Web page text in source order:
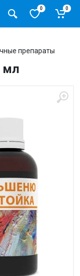
0 0
препараты
мл